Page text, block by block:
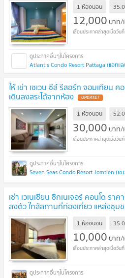
1 ห้องนอน 35.0
12,000 บาท/
Atlantis Condo Resort Pattaya (แอท
ให้ เช่า เซเวน ซีส์ รีสอร์ท จอมเทียน
เดินลงสระได้จากห้อง
1 ห้องนอน 52.0
30,000 บาท/
Seven Seas Condo Resort Jomtien (เ
เช่า เวเนเชียน ซิกเนเจอร์ คอนโด ร
ลงตัว ใกล้สถานที่ท่องเที่ยว แหล่งชุม
1 ห้องนอน 35.0
10,000 บาท/